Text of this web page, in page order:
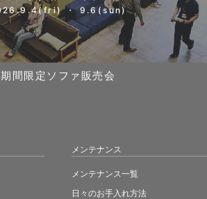
・ 9.6(sun)
期間限定ソファ販売会
メンテナンス
メンテナンス一覧
日々のお手入れ方法